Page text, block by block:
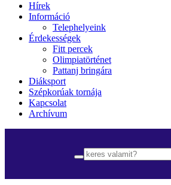
Hírek
Információ
Telephelyeink
Érdekességek
Fitt percek
Olimpiatörténet
Pattanj bringára
Diáksport
Szépkorúak tornája
Kapcsolat
Archívum